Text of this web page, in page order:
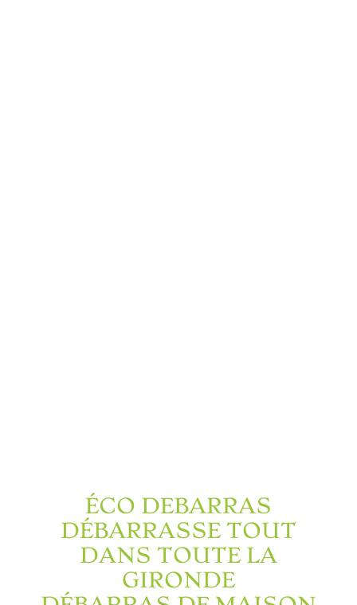
ÉCO DEBARRAS
DÉBARRASSE TOUT
DANS TOUTE LA
GIRONDE